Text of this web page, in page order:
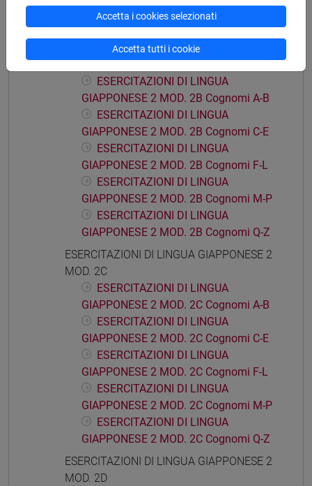
ESERCITAZIONI DI LINGUA
GIAPPONESE 2 MOD. 2A Cognomi M-Z
ESERCITAZIONI DI LINGUA GIAPPONESE 2
ESERCITAZIONI DI LINGUA
GIAPPONESE 2 MOD. 2B Cognomi A-B
ESERCITAZIONI DI LINGUA
GIAPPONESE 2 MOD. 2B Cognomi C-E
ESERCITAZIONI DI LINGUA
GIAPPONESE 2 MOD. 2B Cognomi F-L
ESERCITAZIONI DI LINGUA
GIAPPONESE 2 MOD. 2B Cognomi M-P
ESERCITAZIONI DI LINGUA
GIAPPONESE 2 MOD. 2B Cognomi Q-Z
ESERCITAZIONI DI LINGUA GIAPPONESE 2
MOD. 2C
ESERCITAZIONI DI LINGUA
GIAPPONESE 2 MOD. 2C Cognomi A-B
ESERCITAZIONI DI LINGUA
GIAPPONESE 2 MOD. 2C Cognomi C-E
ESERCITAZIONI DI LINGUA
GIAPPONESE 2 MOD. 2C Cognomi F-L
ESERCITAZIONI DI LINGUA
GIAPPONESE 2 MOD. 2C Cognomi M-P
ESERCITAZIONI DI LINGUA
GIAPPONESE 2 MOD. 2C Cognomi Q-Z
ESERCITAZIONI DI LINGUA GIAPPONESE 2
MOD. 2D
Accetta i cookies selezionati
Accetta tutti i cookie